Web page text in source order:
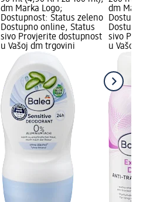
dm Marka Logo;
Dostupnost: Status zeleno
Dostupno online, Status
sivo Provjerite dostupnost
u Vašoj dm trgovini
dm
sivo
u Vašoj